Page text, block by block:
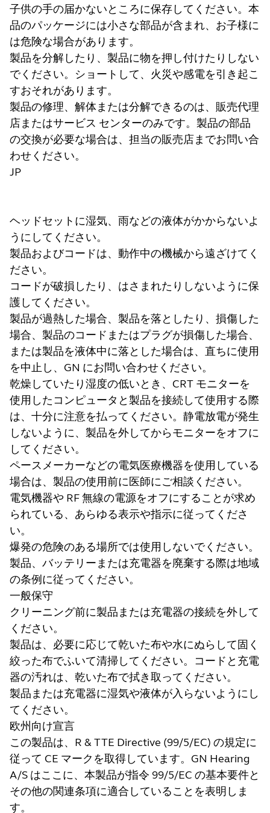
子供の手の届かないところに保存してください。本
品のパッケージには小さな部品が含まれ、お子様に
は危険な場合があります。
製品を分解したり、製品に物を押し付けたりしない
でください。ショートして、火災や感電を引き起こ
すおそれがあります。
製品の修理、解体または分解できるのは、販売代理
店またはサービス センターのみです。製品の部品
の交換が必要な場合は、担当の販売店までお問い合
わせください。
JP
ヘッドセットに湿気、雨などの液体がかからないよ
うにしてください。
製品およびコードは、動作中の機械から遠ざけてく
ださい。
コードが破損したり、はさまれたりしないように保
護してください。
製品が過熱した場合、製品を落としたり、損傷した
場合、製品のコードまたはプラグが損傷した場合、
または製品を液体中に落とした場合は、直ちに使用
を中止し、GN にお問い合わせください。
乾燥していたり湿度の低いとき、CRT モニターを
使用したコンピュータと製品を接続して使用する際
は、十分に注意を払ってください。静電放電が発生
しないように、製品を外してからモニターをオフに
してください。
ペースメーカーなどの電気医療機器を使用している
場合は、製品の使用前に医師にご相談ください。
電気機器や RF 無線の電源をオフにすることが求め
られている、あらゆる表示や指示に従ってくださ
い。
爆発の危険のある場所では使用しないでください。
製品、バッテリーまたは充電器を廃棄する際は地域
の条例に従ってください。
一般保守
クリーニング前に製品または充電器の接続を外して
ください。
製品は、必要に応じて乾いた布や水にぬらして固く
絞った布でふいて清掃してください。コードと充電
器の汚れは、乾いた布で拭き取ってください。
製品または充電器に湿気や液体が入らないようにし
てください。
欧州向け宣言
この製品は、R & TTE Directive (99/5/EC) の規定に
従って CE マークを取得しています。GN Hearing
A/S はここに、本製品が指令 99/5/EC の基本要件と
その他の関連条項に適合していることを表明しま
す。